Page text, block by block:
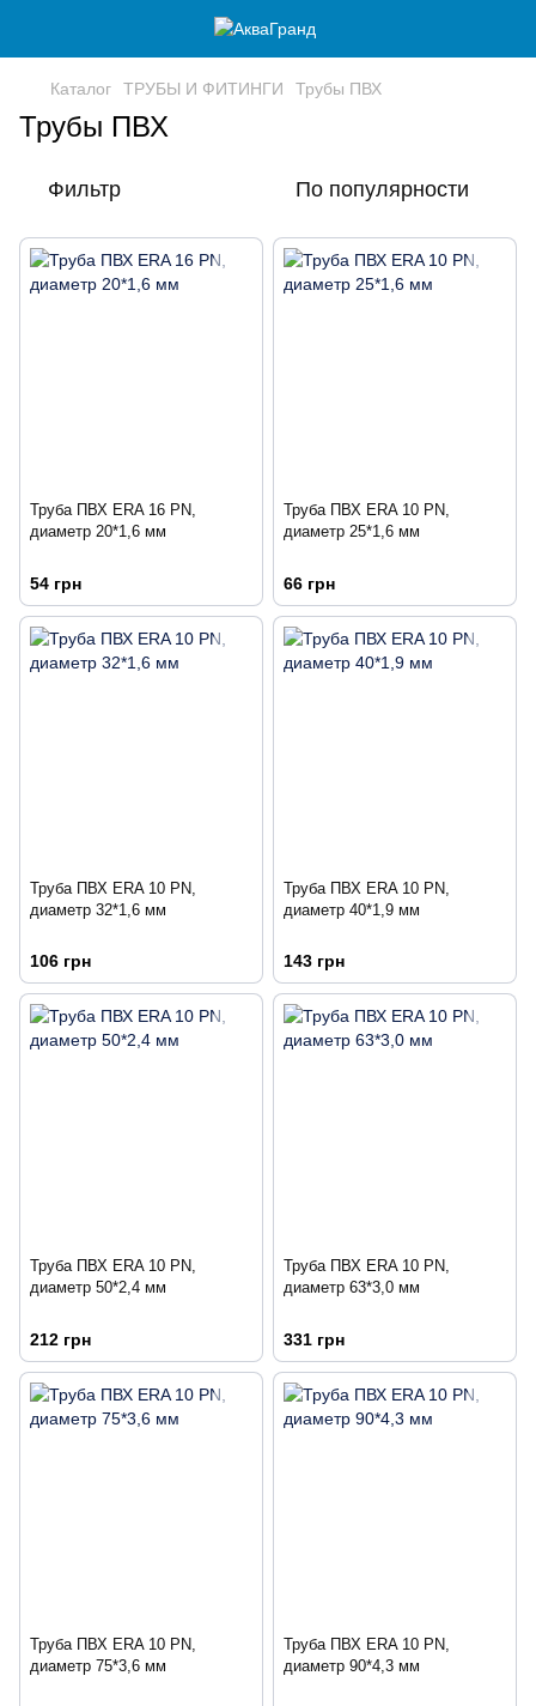
Каталог ТРУБЫ И ФИТИНГИ Трубы ПВХ
Трубы ПВХ
Фильтр По популярности
Труба ПВХ ERA 16 PN,
диаметр 20*1,6 мм
54 грн
Труба ПВХ ERA 10 PN,
диаметр 25*1,6 мм
66 грн
Труба ПВХ ERA 10 PN,
диаметр 32*1,6 мм
106 грн
Труба ПВХ ERA 10 PN,
диаметр 40*1,9 мм
143 грн
Труба ПВХ ERA 10 PN,
диаметр 50*2,4 мм
212 грн
Труба ПВХ ERA 10 PN,
диаметр 63*3,0 мм
331 грн
Труба ПВХ ERA 10 PN,
диаметр 75*3,6 мм
Труба ПВХ ERA 10 PN,
диаметр 90*4,3 мм